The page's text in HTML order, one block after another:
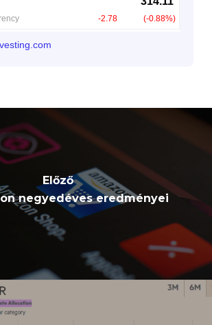
Előző
negyedéves eredményei